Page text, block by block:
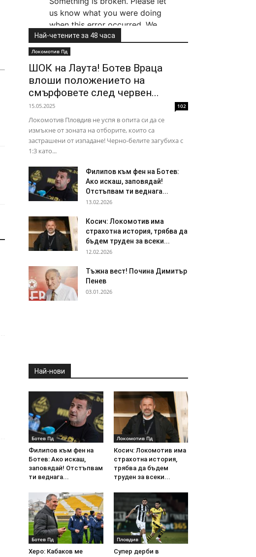
Най-четените за 48 часа
Локомотив Пд
ШОК на Лаута! Ботев Враца
влоши положението на
смърфовете след червен...
15.05.2025 102
Локомотив Пловдив не успя в опита си да се
измъкне от зоната на отборите, които са
застрашени от изпадане! Черно-белите загубиха с
1:3 като...
Филипов към фен на Ботев:
Ако искаш, заповядай!
Отстъпвам ти веднага...
13.02.2026
Косич: Локомотив има
страхотна история, трябва да
бъдем труден за всеки...
12.02.2026
Тъжна вест! Почина Димитър
Пенев
03.01.2026
Най-нови
Ботев Пд
Филипов към фен на
Ботев: Ако искаш,
заповядай! Отстъпвам
ти веднага...
Локомотив Пд
Косич: Локомотив има
страхотна история,
трябва да бъдем
труден за всеки...
Ботев Пд
Херо: Кабаков ме
Пловдив
Супер дерби в